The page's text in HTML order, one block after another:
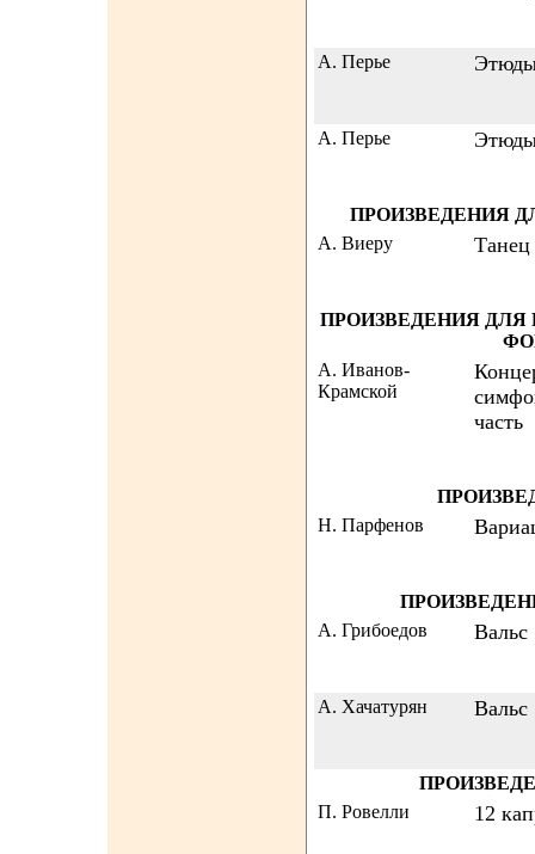
А. Перье
А. Перье
ПРОИЗВЕДЕНИЯ
А. Виеру
Танец
ПРОИЗВЕДЕНИЯ
А. Иванов-
Крамской
часть
Н. Парфенов
А. Грибоедов
Вальс
А. Хачатурян Вальс
П. Ровелли
12